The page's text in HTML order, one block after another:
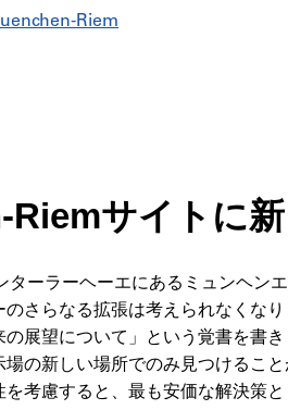
サイトに
ターラーヘーエにあるミュンヘン
のさらなる拡張は考えられなくな
展望について」という覚書を書
の新しい場所でのみ見つけるこ
考慮すると、最も安価な解決策